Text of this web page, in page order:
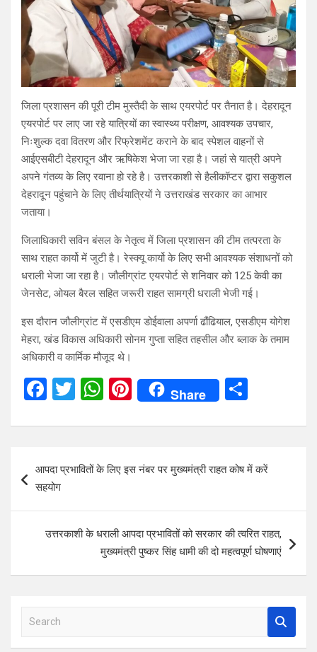
जिला प्रशासन की पूरी टीम मुस्तैदी के साथ एयरपोर्ट पर तैनात है। देहरादून
एयरपोर्ट पर लाए जा रहे यात्रियों का स्वास्थ्य परीक्षण, आवश्यक उपचार,
निःशुल्क दवा वितरण और रिफ्रेशमेंट कराने के बाद स्पेशल वाहनों से
आईएसबीटी देहरादून और ऋषिकेश भेजा जा रहा है। जहां से यात्री अपने
अपने गंतव्य के लिए रवाना हो रहे है। उत्तरकाशी से हैलीकॉप्टर द्वारा सकुशल
देहरादून पहुंचाने के लिए तीर्थयात्रियों ने उत्तराखंड सरकार का आभार
जताया।
जिलाधिकारी सविन बंसल के नेतृत्व में जिला प्रशासन की टीम तत्परता के
साथ राहत कार्यो में जुटी है। रेस्क्यू कार्यो के लिए सभी आवश्यक संशाधनों को
धराली भेजा जा रहा है। जौलीग्रांट एयरपोर्ट से शनिवार को 125 केवी का
जेनसेट, ओयल बैरल सहित जरूरी राहत सामग्री धराली भेजी गई।
इस दौरान जौलीग्रांट में एसडीएम डोईवाला अपर्णा ढौंढियाल, एसडीएम योगेश
मेहरा, खंड विकास अधिकारी सोनम गुप्ता सहित तहसील और ब्लाक के तमाम
अधिकारी व कार्मिक मौजूद थे।
F
ce
o
k
T
tt
er
W
at
A
p
Pi
er
t
Share
ar
e
navigation
आपदा प्रभावितों के लिए इस नंबर पर मुख्यमंत्री राहत कोष में करें
सहयोग
उत्तरकाशी के धराली आपदा प्रभावितों को सरकार की त्वरित राहत,
मुख्यमंत्री पुष्कर सिंह धामी की दो महत्वपूर्ण घोषणाएं